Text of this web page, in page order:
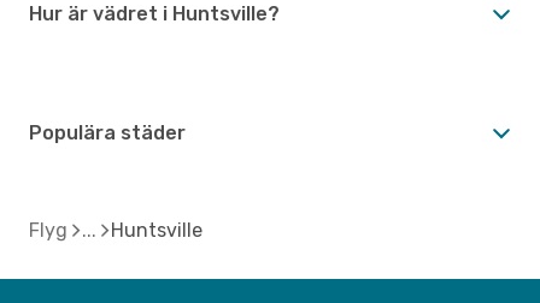
Hur är vädret i Huntsville?
Populära städer
Flyg Huntsville